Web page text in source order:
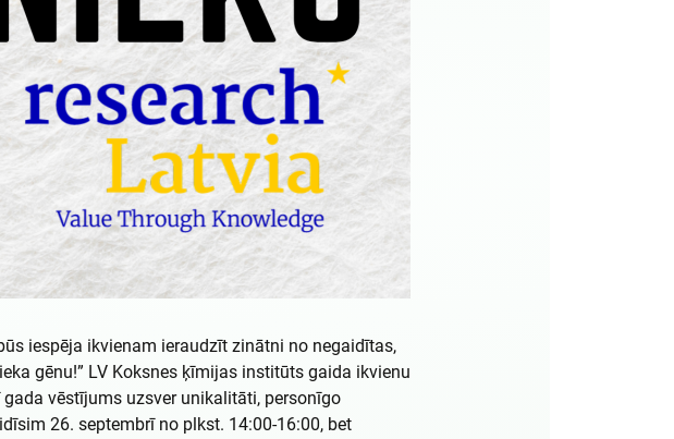
iespēja ikvienam ieraudzīt zinātni no negaidītas,
gēnu!” LV Koksnes ķīmijas institūts gaida ikvienu
vēstījums uzsver unikalitāti, personīgo
26. septembrī no plkst. 14:00-16:00, bet